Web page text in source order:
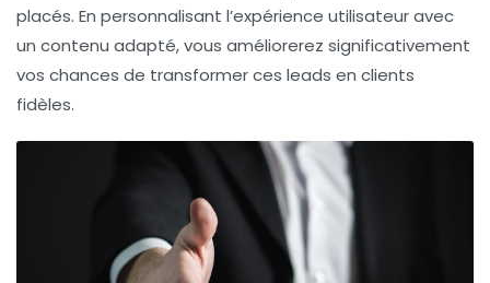
placés. En personnalisant l’expérience utilisateur avec
un contenu adapté, vous améliorerez significativement
vos chances de transformer ces leads en clients
fidèles.